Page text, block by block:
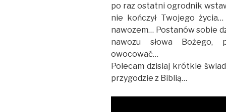
po raz ostatni ogrodnik
nie kończył Twojego
nawozem… Postanów sobie
nawozu słowa Bożego,
owocować…
Polecam dzisiaj krótkie
przygodzie z Biblią…